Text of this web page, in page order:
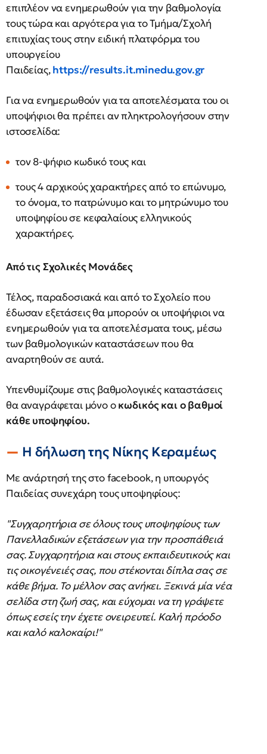
επιπλέον να ενημερωθούν για την βαθμολογία
τους τώρα και αργότερα για το Τμήμα/Σχολή
επιτυχίας τους στην ειδική πλατφόρμα του
υπουργείου
Παιδείας,https://results.it.minedu.gov.gr
Για να ενημερωθούν για τα αποτελέσματα του οι
υποψήφιοι θα πρέπει αν πληκτρολογήσουν στην
ιστοσελίδα:
τον 8-ψήφιο κωδικό τους και
τους 4 αρχικούς χαρακτήρες από το επώνυμο,
το όνομα, το πατρώνυμο και το μητρώνυμο του
υποψηφίου σε κεφαλαίους ελληνικούς
χαρακτήρες.
Από τις Σχολικές Μονάδες
Τέλος, παραδοσιακά και από το Σχολείο που
έδωσαν εξετάσεις θα μπορούν οι υποψήφιοι να
ενημερωθούν για τα αποτελέσματα τους, μέσω
των βαθμολογικών καταστάσεων που θα
αναρτηθούν σε αυτά.
Υπενθυμίζουμε στις βαθμολογικές καταστάσεις
θα αναγράφεται μόνο οκωδικός και ο βαθμοί
κάθε υποψηφίου.
Η δήλωση της Νίκης Κεραμέως
Με ανάρτησή της στο facebook, η υπουργός
Παιδείας συνεχάρη τους υποψηφίους:
"Συγχαρητήρια σε όλους τους υποψηφίους των
Πανελλαδικών εξετάσεων για την προσπάθειά
σας. Συγχαρητήρια και στους εκπαιδευτικούς και
τις οικογένειές σας, που στέκονται δίπλα σας σε
κάθε βήμα. Το μέλλον σας ανήκει. Ξεκινά μία νέα
σελίδα στη ζωή σας, και εύχομαι να τη γράψετε
όπως εσείς την έχετε ονειρευτεί. Καλή πρόοδο
και καλό καλοκαίρι!"